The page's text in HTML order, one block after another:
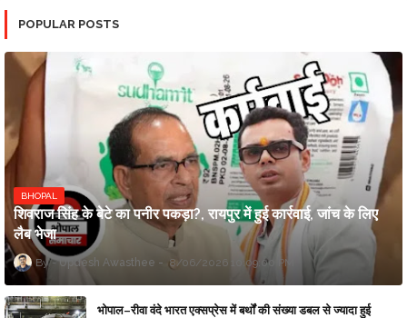
POPULAR POSTS
BHOPAL
शिवराज सिंह के बेटे का पनीर पकड़ा?, रायपुर में हुई कार्रवाई, जांच के लिए
लैब भेजा
Updesh Awasthee 8/06/2026 10:09:00 PM
भोपाल–रीवा वंदे भारत एक्सप्रेस में बर्थों की संख्या डबल से ज्यादा हुई